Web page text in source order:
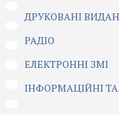
ДРУКОВАНІ
РАДІО
ЕЛЕКТРОННІ ЗМІ
ІНФОРМАЦІЙНІ